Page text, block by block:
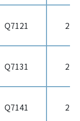
Q7121
Q7131
Q7141